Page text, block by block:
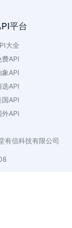
平台
大全
费API
象API
选API
国API
外API
有信科技有限公司